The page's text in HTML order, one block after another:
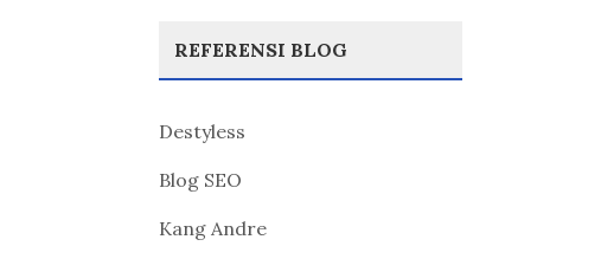
REFERENSI BLOG
Destyless
Blog SEO
Kang Andre